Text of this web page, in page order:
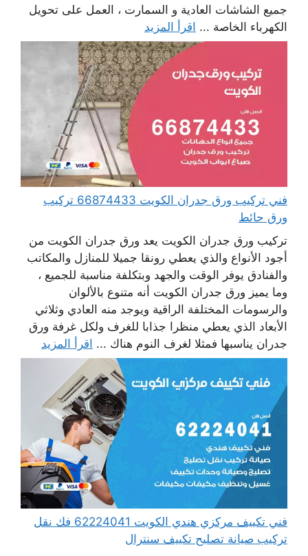
جميع الشاشات العادية و السمارت ، العمل على تحويل
الكهرباء الخاصة ... اقرأ المزيد
فني تركيب ورق جدران الكويت 66874433 تركيب
ورق حائط
تركيب ورق جدران الكويت يعد ورق جدران الكويت من
أجود الأنواع والذي يعطي رونقا جميلا للمنازل والمكاتب
والفنادق يوفر الوقت والجهد وبتكلفة مناسبة للجميع ،
وما يميز ورق جدران الكويت أنه متنوع بالألوان
والرسومات المختلفة الراقية ويوجد منه العادي وثلاثي
الأبعاد الذي يعطي منظرا جذابا للغرف ولكل غرفة ورق
جدران يناسبها فمثلا لغرف النوم هناك ... اقرأ المزيد
فني تكييف مركزي هندي الكويت 62224041 فك نقل
تركيب صيانة تصليح تكييف سنترال